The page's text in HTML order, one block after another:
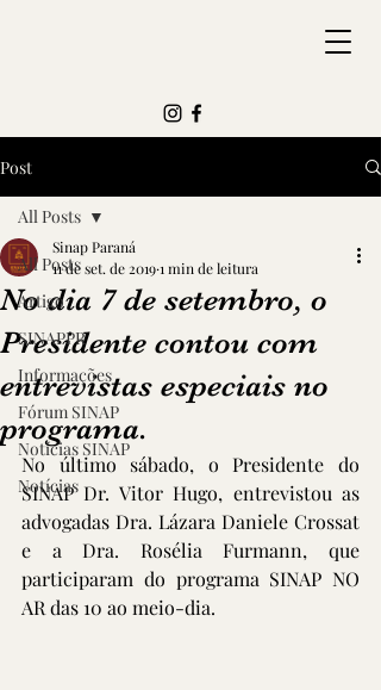
Post
All Posts
Artigo
SINAPPR
Informações
Fórum SINAP
Notícias SINAP
Notícias
All Posts
No dia 7 de setembro, o
Presidente contou com
entrevistas especiais no
programa.
Sinap Paraná
11 de set. de 20191 min de leitura
No último sábado, o Presidente do
SINAP Dr. Vitor Hugo, entrevistou as
advogadas Dra. Lázara Daniele Crossat
e a Dra. Rosélia Furmann, que
participaram do programa SINAP NO
AR das 10 ao meio-dia.